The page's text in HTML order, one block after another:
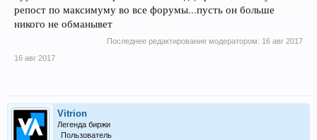
репост по максимуму во все форумы...пусть он больше
никого не обманывет
Последнее редактирование модератором: 16 авг 2017
16 авг 2017
Vitrion
Легенда биржи
Пользователь